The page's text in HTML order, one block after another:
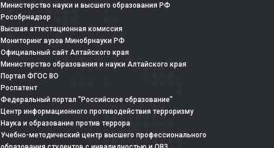
Министерство науки и высшего образования РФ
Рособрнадзор
Высшая аттестационная комиссия
Мониторинг вузов Минобрнауки РФ
Официальный сайт Алтайского края
Министерство образования и науки Алтайского края
Портал ФГОС ВО
Роспатент
Федеральный портал "Российское образование"
Центр информационного противодействия терроризму
Наука и образование против террора
Учебно-методический центр высшего профессионального